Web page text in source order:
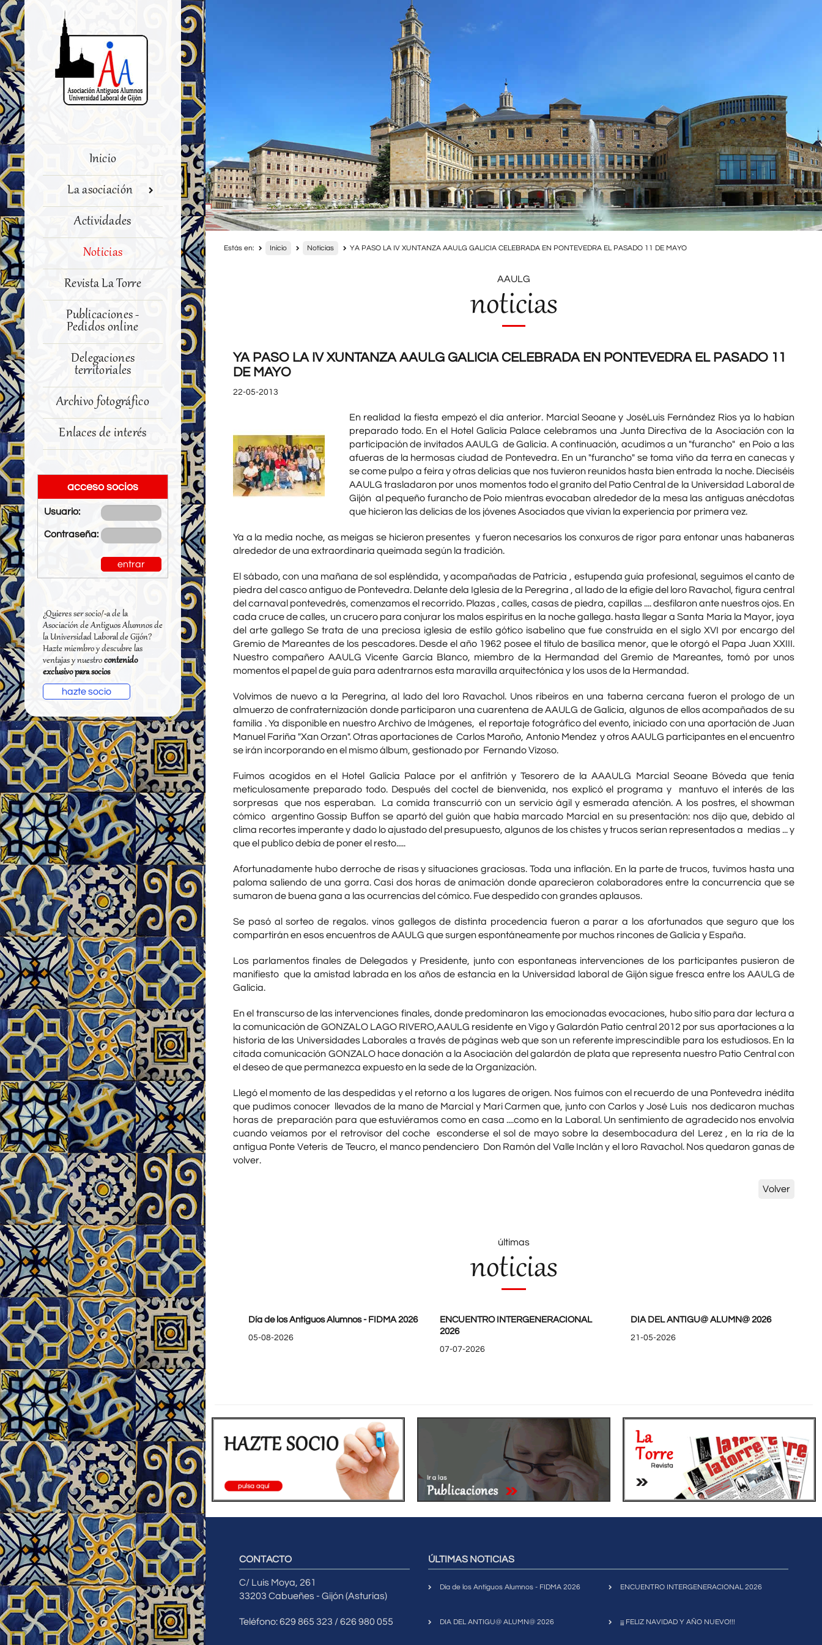
Inicio
La asociación
Actividades
Noticias
Revista La Torre
Publicaciones -
Pedidos online
Delegaciones
territoriales
Archivo fotográfico
Enlaces de interés
acceso socios
Usuario:
Contraseña:
entrar
¿Quieres ser socio/-a de la
Asociación de Antiguos Alumnos de
la Universidad Laboral de Gijón?
Hazte miembro y descubre las
ventajas y nuestrocontenido
exclusivo para socios
hazte socio
Estás en: Inicio Noticias YA PASO LA IV XUNTANZA AAULG GALICIA CELEBRADA EN PONTEVEDRA EL PASADO 11 DE MAYO
AAULG
noticias
YA PASO LA IV XUNTANZA AAULG GALICIA CELEBRADA EN PONTEVEDRA EL PASADO 11
DE MAYO
22-05-2013
En realidad la fiesta empezó el día anterior. Marcial Seoane y JoséLuis Fernández Rios ya lo habían
preparado todo. En el Hotel Galicia Palace celebramos una Junta Directiva de la Asociación con la
participación de invitados AAULG de Galicia. A continuación, acudimos a un "furancho" en Poio a las
afueras de la hermosas ciudad de Pontevedra. En un "furancho" se toma viño da terra en canecas y
se come pulpo a feira y otras delicias que nos tuvieron reunidos hasta bien entrada la noche. Dieciséis
AAULG trasladaron por unos momentos todo el granito del Patio Central de la Universidad Laboral de
Gijón al pequeño furancho de Poio mientras evocaban alrededor de la mesa las antiguas anécdotas
que hicieron las delicias de los jóvenes Asociados que vivían la experiencia por primera vez.
Ya a la media noche, as meigas se hicieron presentes y fueron necesarios los conxuros de rigor para entonar unas habaneras
alrededor de una extraordinaria queimada según la tradición.
El sábado, con una mañana de sol espléndida, y acompañadas de Patricia , estupenda guía profesional, seguimos el canto de
piedra del casco antiguo de Pontevedra. Delante dela Iglesia de la Peregrina , al lado de la efigie del loro Ravachol, figura central
del carnaval pontevedrés, comenzamos el recorrido. Plazas , calles, casas de piedra, capillas .... desfilaron ante nuestros ojos. En
cada cruce de calles, un crucero para conjurar los malos espiritus en la noche gallega. hasta llegar a Santa María la Mayor, joya
del arte gallego Se trata de una preciosa iglesia de estilo gótico isabelino que fue construída en el siglo XVI por encargo del
Gremio de Mareantes de los pescadores. Desde el año 1962 posee el título de basílica menor, que le otorgó el Papa Juan XXIII.
Nuestro compañero AAULG Vicente García Blanco, miembro de la Hermandad del Gremio de Mareantes, tomó por unos
momentos el papel de guía para adentrarnos esta maravilla arquitectónica y los usos de la Hermandad.
Volvimos de nuevo a la Peregrina, al lado del loro Ravachol. Unos ribeiros en una taberna cercana fueron el prologo de un
almuerzo de confraternización donde participaron una cuarentena de AAULG de Galicia, algunos de ellos acompañados de su
familia . Ya disponible en nuestro Archivo de Imágenes, el reportaje fotográfico del evento, iniciado con una aportación de Juan
Manuel Fariña "Xan Orzan". Otras aportaciones de Carlos Maroño, Antonio Mendez y otros AAULG participantes en el encuentro
se irán incorporando en el mismo álbum, gestionado por Fernando Vizoso.
Fuimos acogidos en el Hotel Galicia Palace por el anfitrión y Tesorero de la AAAULG Marcial Seoane Bóveda que tenía
meticulosamente preparado todo. Después del coctel de bienvenida, nos explicó el programa y mantuvo el interés de las
sorpresas que nos esperaban. La comida transcurrió con un servicio ágil y esmerada atención. A los postres, el showman
cómico argentino Gossip Buffon se apartó del guión que había marcado Marcial en su presentación: nos dijo que, debido al
clima recortes imperante y dado lo ajustado del presupuesto, algunos de los chistes y trucos serían representados a medias ... y
que el publico debía de poner el resto.....
Afortunadamente hubo derroche de risas y situaciones graciosas. Toda una inflación. En la parte de trucos, tuvimos hasta una
paloma saliendo de una gorra. Casi dos horas de animación donde aparecieron colaboradores entre la concurrencia que se
sumaron de buena gana a las ocurrencias del cómico. Fue despedido con grandes aplausos.
Se pasó al sorteo de regalos. vinos gallegos de distinta procedencia fueron a parar a los afortunados que seguro que los
compartirán en esos encuentros de AAULG que surgen espontáneamente por muchos rincones de Galicia y España.
Los parlamentos finales de Delegados y Presidente, junto con espontaneas intervenciones de los participantes pusieron de
manifiesto que la amistad labrada en los años de estancia en la Universidad laboral de Gijón sigue fresca entre los AAULG de
Galicia.
En el transcurso de las intervenciones finales, donde predominaron las emocionadas evocaciones, hubo sitio para dar lectura a
la comunicación de GONZALO LAGO RIVERO,AAULG residente en Vigo y Galardón Patio central 2012 por sus aportaciones a la
historia de las Universidades Laborales a través de páginas web que son un referente imprescindible para los estudiosos. En la
citada comunicación GONZALO hace donación a la Asociación del galardón de plata que representa nuestro Patio Central con
el deseo de que permanezca expuesto en la sede de la Organización.
Llegó el momento de las despedidas y el retorno a los lugares de origen. Nos fuimos con el recuerdo de una Pontevedra inédita
que pudimos conocer llevados de la mano de Marcial y Mari Carmen que, junto con Carlos y José Luis nos dedicaron muchas
horas de preparación para que estuviéramos como en casa ....como en la Laboral. Un sentimiento de agradecido nos envolvía
cuando veíamos por el retrovisor del coche esconderse el sol de mayo sobre la desembocadura del Lerez , en la ría de la
antigua Ponte Veteris de Teucro, el manco pendenciero Don Ramón del Valle Inclán y el loro Ravachol. Nos quedaron ganas de
volver.
Volver
últimas
noticias
Día de los Antiguos Alumnos - FIDMA 2026
05-08-2026
ENCUENTRO INTERGENERACIONAL
2026
07-07-2026
DIA DEL ANTIGU@ ALUMN@ 2026
21-05-2026
CONTACTO
C/ Luis Moya, 261
33203 Cabueñes - Gijón (Asturias)
Teléfono: 629 865 323 / 626 980 055
ÚLTIMAS NOTICIAS
Día de los Antiguos Alumnos - FIDMA 2026 ENCUENTRO INTERGENERACIONAL 2026
DIA DEL ANTIGU@ ALUMN@ 2026 ¡¡¡ FELIZ NAVIDAD Y AÑO NUEVO!!!